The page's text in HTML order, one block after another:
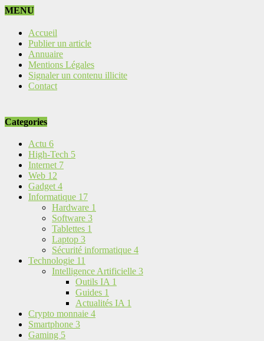
MENU
Accueil
Publier un article
Annuaire
Mentions Légales
Signaler un contenu illicite
Contact
Categories
Actu 6
High-Tech 5
Internet 7
Web 12
Gadget 4
Informatique 17
Hardware 1
Software 3
Tablettes 1
Laptop 3
Sécurité informatique 4
Technologie 11
Intelligence Artificielle 3
Outils IA 1
Guides 1
Actualités IA 1
Crypto monnaie 4
Smartphone 3
Gaming 5